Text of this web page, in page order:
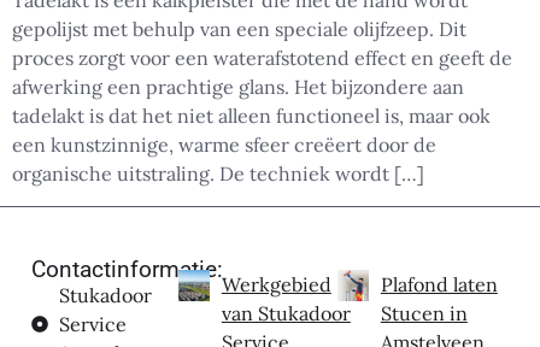
gepolijst met behulp van een speciale olijfzeep. Dit
proces zorgt voor een waterafstotend effect en geeft de
afwerking een prachtige glans. Het bijzondere aan
tadelakt is dat het niet alleen functioneel is, maar ook
een kunstzinnige, warme sfeer creëert door de
organische uitstraling. De techniek wordt […]
Contactinformatie:
Stukadoor
Service
Werkgebied
van Stukadoor
Service
Plafond laten
Stucen in
Amstelveen